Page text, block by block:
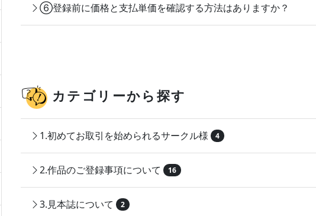
⑥登録前に価格と支払単価を確認する方法はありますか？
カテゴリーから探す
1.初めてお取引を始められるサークル様 4
2.作品のご登録事項について 16
3.見本誌について 2